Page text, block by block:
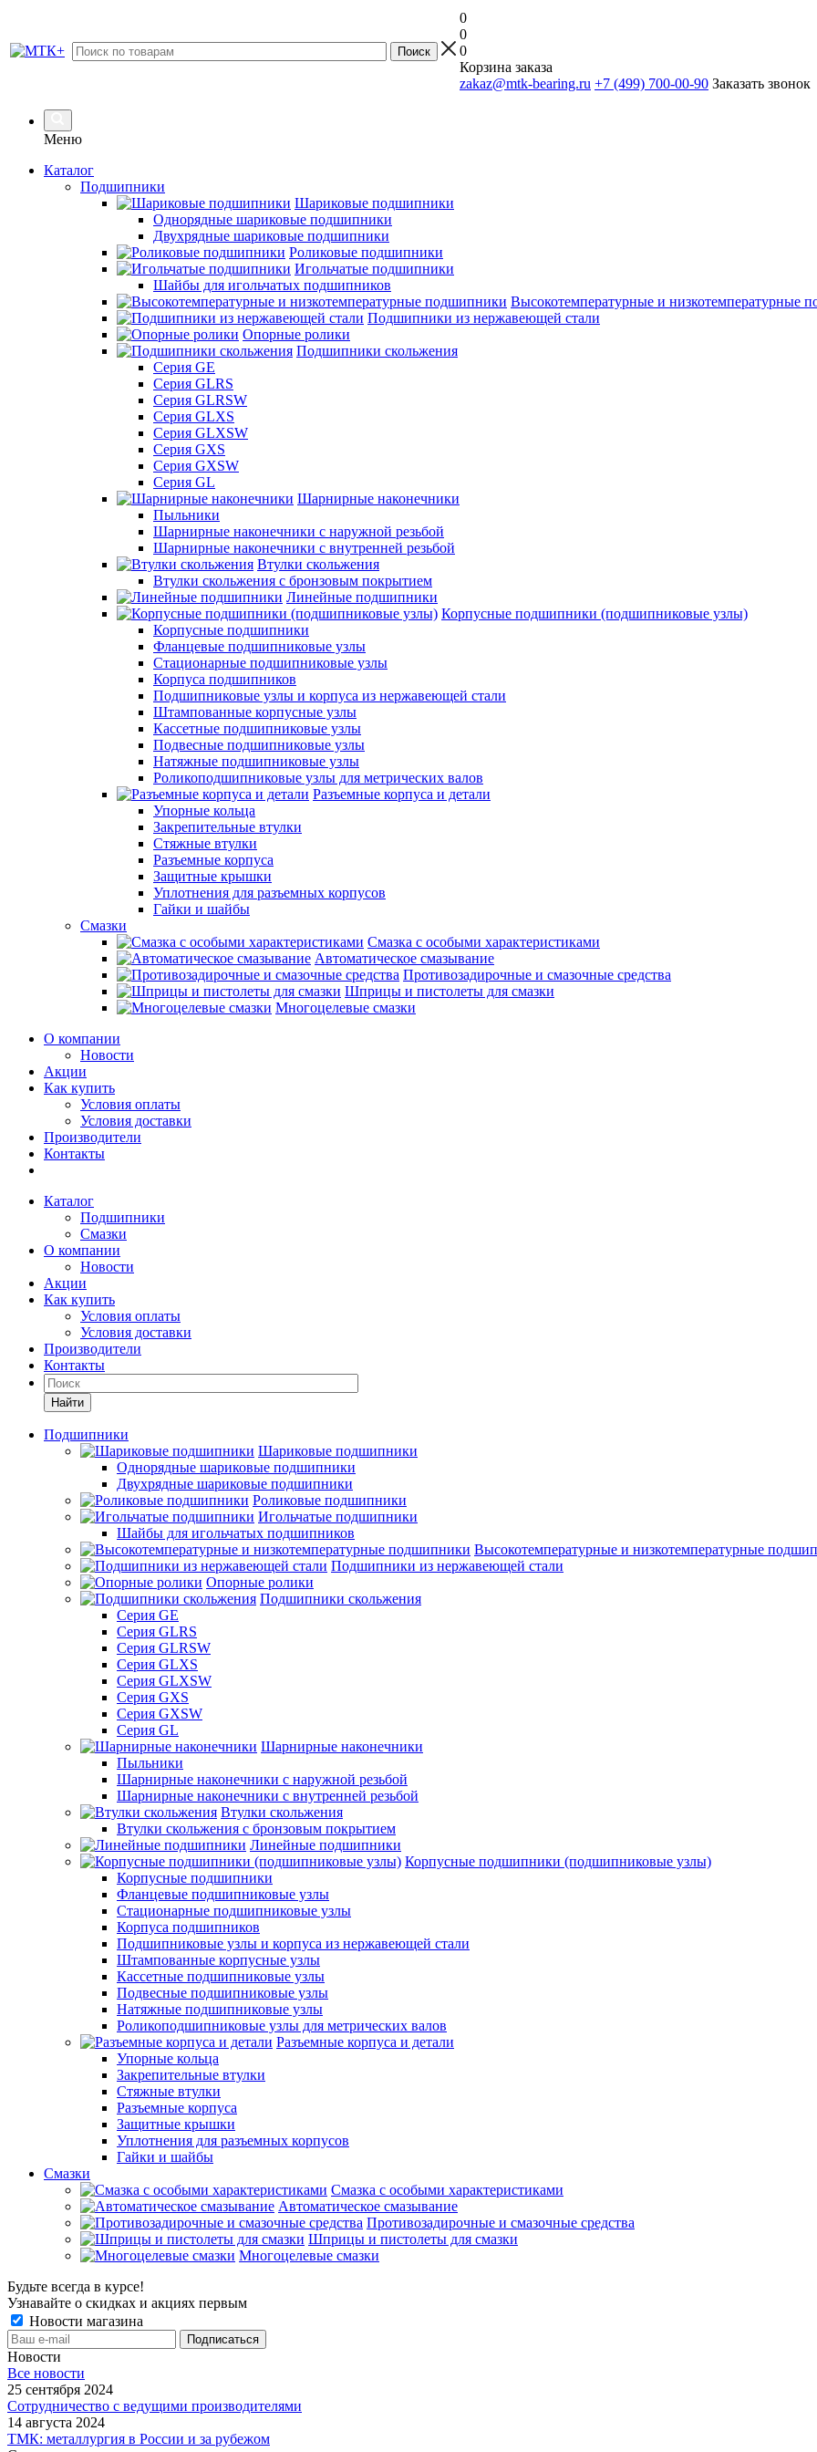
0
0
0
Корзина заказа
zakaz@mtk-bearing.ru +7 (499) 700-00-90 Заказать звонок
Меню
Каталог
Подшипники
Шариковые подшипники
Однорядные шариковые подшипники
Двухрядные шариковые подшипники
Роликовые подшипники
Игольчатые подшипники
Шайбы для игольчатых подшипников
Высокотемпературные и низкотемпературные
Подшипники из нержавеющей стали
Опорные ролики
Подшипники скольжения
Серия GE
Серия GLRS
Серия GLRSW
Серия GLXS
Серия GLXSW
Серия GXS
Серия GXSW
Серия GL
Шарнирные наконечники
Пыльники
Шарнирные наконечники с наружной резьбой
Шарнирные наконечники с внутренней резьбой
Втулки скольжения
Втулки скольжения с бронзовым покрытием
Линейные подшипники
Корпусные подшипники (подшипниковые узлы)
Корпусные подшипники
Фланцевые подшипниковые узлы
Стационарные подшипниковые узлы
Корпуса подшипников
Подшипниковые узлы и корпуса из нержавеющей стали
Штампованные корпусные узлы
Кассетные подшипниковые узлы
Подвесные подшипниковые узлы
Натяжные подшипниковые узлы
Роликоподшипниковые узлы для метрических валов
Разъемные корпуса и детали
Упорные кольца
Закрепительные втулки
Стяжные втулки
Разъемные корпуса
Защитные крышки
Уплотнения для разъемных корпусов
Гайки и шайбы
Смазки
Смазка с особыми характеристиками
Автоматическое смазывание
Противозадирочные и смазочные средства
Шприцы и пистолеты для смазки
Многоцелевые смазки
О компании
Новости
Акции
Как купить
Условия оплаты
Условия доставки
Производители
Контакты
Каталог
Подшипники
Смазки
О компании
Новости
Акции
Как купить
Условия оплаты
Условия доставки
Производители
Контакты
Найти
Подшипники
Шариковые подшипники
Однорядные шариковые подшипники
Двухрядные шариковые подшипники
Роликовые подшипники
Игольчатые подшипники
Шайбы для игольчатых подшипников
Высокотемпературные и низкотемпературные
Подшипники из нержавеющей стали
Опорные ролики
Подшипники скольжения
Серия GE
Серия GLRS
Серия GLRSW
Серия GLXS
Серия GLXSW
Серия GXS
Серия GXSW
Серия GL
Шарнирные наконечники
Пыльники
Шарнирные наконечники с наружной резьбой
Шарнирные наконечники с внутренней резьбой
Втулки скольжения
Втулки скольжения с бронзовым покрытием
Линейные подшипники
Корпусные подшипники (подшипниковые узлы)
Корпусные подшипники
Фланцевые подшипниковые узлы
Стационарные подшипниковые узлы
Корпуса подшипников
Подшипниковые узлы и корпуса из нержавеющей стали
Штампованные корпусные узлы
Кассетные подшипниковые узлы
Подвесные подшипниковые узлы
Натяжные подшипниковые узлы
Роликоподшипниковые узлы для метрических валов
Разъемные корпуса и детали
Упорные кольца
Закрепительные втулки
Стяжные втулки
Разъемные корпуса
Защитные крышки
Уплотнения для разъемных корпусов
Гайки и шайбы
Смазки
Смазка с особыми характеристиками
Автоматическое смазывание
Противозадирочные и смазочные средства
Шприцы и пистолеты для смазки
Многоцелевые смазки
Будьте всегда в курсе!
Узнавайте о скидках и акциях первым
Новости магазина
Новости
Все новости
25 сентября 2024
Сотрудничество с ведущими производителями
14 августа 2024
ТМК: металлургия в России и за рубежом